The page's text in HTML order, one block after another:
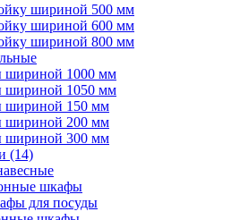
шириной 500 мм
шириной 600 мм
шириной 800 мм
шириной 1000 мм
шириной 1050 мм
шириной 150 мм
шириной 200 мм
шириной 300 мм
(14)
шкафы
для посуды